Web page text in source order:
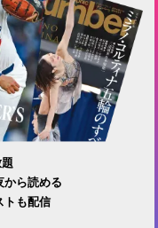
から読める
トも配信